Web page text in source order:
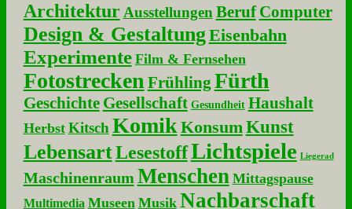
Architektur Ausstellungen Beruf Computer
Design & GestaltungEisenbahn
Experimente Film & Fernsehen
Fotostrecken Frühling Fürth
Geschichte Gesellschaft Gesundheit Haushalt
Herbst Kitsch KomikKonsumKunst
LebensartLesestoffLichtspiele Liegerad
Maschinenraum Menschen Mittagspause
Multimedia Museen Musik Nachbarschaft